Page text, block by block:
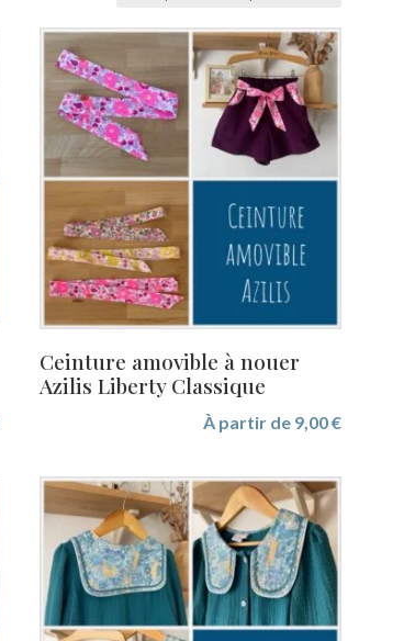
Ceinture amovible à nouer
Azilis Liberty Classique
À partir de 9,00€